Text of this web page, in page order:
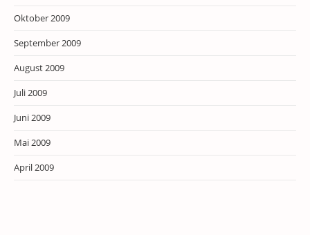
Oktober 2009
September 2009
August 2009
Juli 2009
Juni 2009
Mai 2009
April 2009